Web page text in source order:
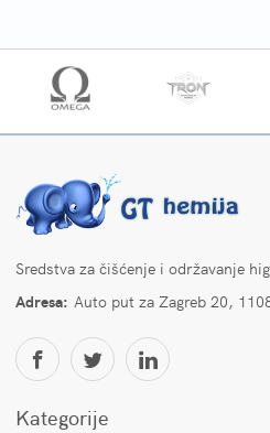
Sredstva za čišćenje i održavanje
Adresa: Auto put za Zagreb 20,
Kategorije